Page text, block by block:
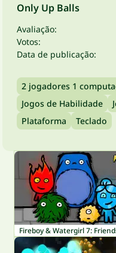
Only Up Balls
Avaliação:
Votos:
Data de publicação:
2 jogadores 1
Jogos de Habilidade
Plataforma
Teclado
Fireboy & Watergirl 7: